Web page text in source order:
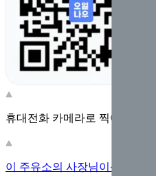
휴대전화 카메라로 찍어보세요
이 주유소의 사장님이신가요?